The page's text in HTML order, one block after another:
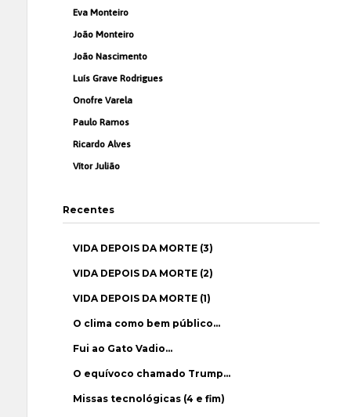
Eva Monteiro
João Monteiro
João Nascimento
Luís Grave Rodrigues
Onofre Varela
Paulo Ramos
Ricardo Alves
Vítor Julião
Recentes
VIDA DEPOIS DA MORTE (3)
VIDA DEPOIS DA MORTE (2)
VIDA DEPOIS DA MORTE (1)
O clima como bem público…
Fui ao Gato Vadio…
O equívoco chamado Trump…
Missas tecnológicas (4 e fim)